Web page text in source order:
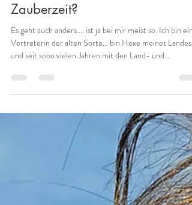
Zauberzeit?
Es geht auch anders.... ist ja bei mir meist so. Ich bin eine
Vertreterin der alten Sorte... bin Hexe meines Landes
und seit sooo vielen Jahren mit den Land- und
ich anders, als es in den tausenden von spirituellen
Büchern steht. Seit ein paar Jahren sind die Rauhnächte
Monat. Und hey, ist ja egal wann. Womöglich auch noch
ab dem 24.12. - also gaaaanz weit weg von de